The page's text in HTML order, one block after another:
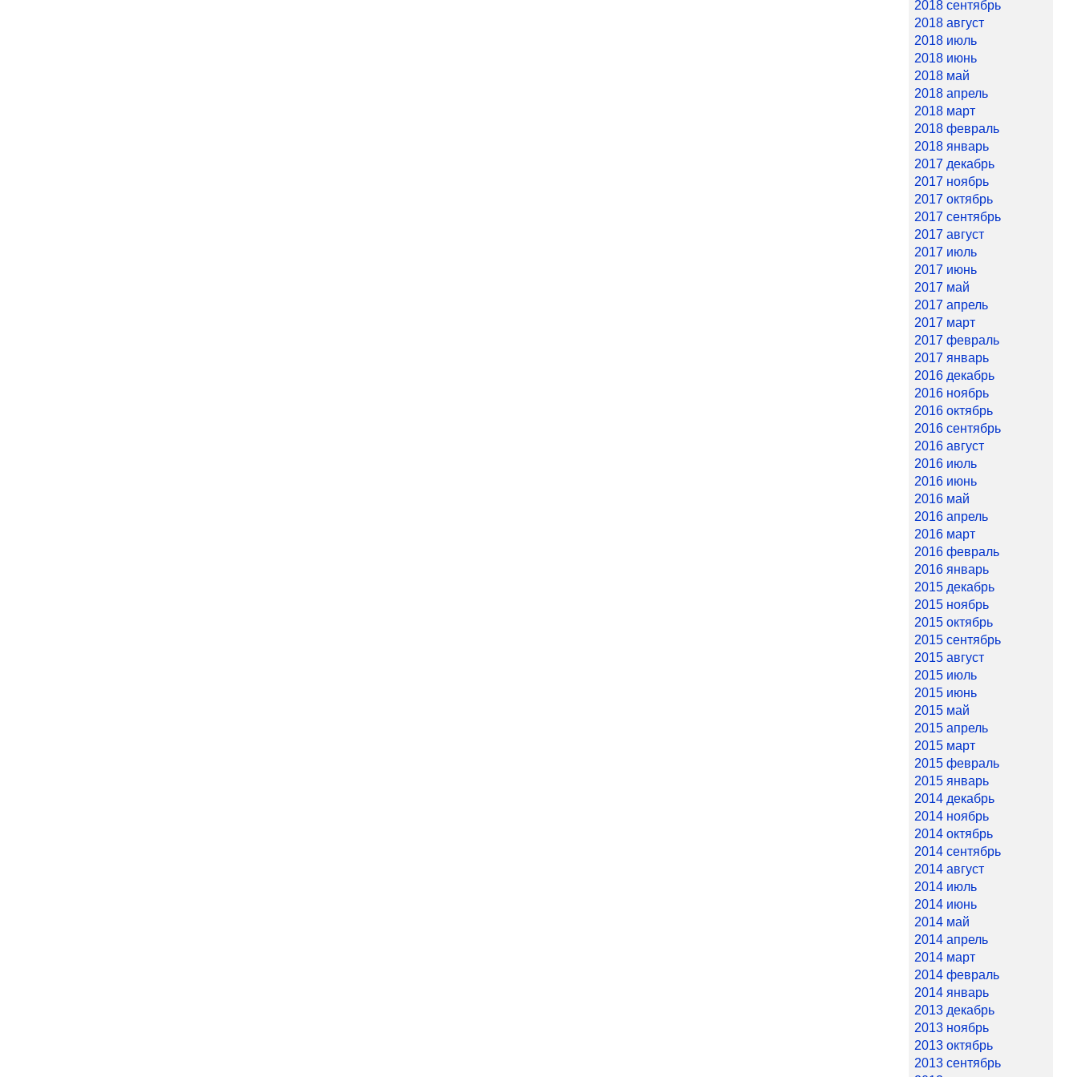
2018 сентябрь
2018 август
2018 июль
2018 июнь
2018 май
2018 апрель
2018 март
2018 февраль
2018 январь
2017 декабрь
2017 ноябрь
2017 октябрь
2017 сентябрь
2017 август
2017 июль
2017 июнь
2017 май
2017 апрель
2017 март
2017 февраль
2017 январь
2016 декабрь
2016 ноябрь
2016 октябрь
2016 сентябрь
2016 август
2016 июль
2016 июнь
2016 май
2016 апрель
2016 март
2016 февраль
2016 январь
2015 декабрь
2015 ноябрь
2015 октябрь
2015 сентябрь
2015 август
2015 июль
2015 июнь
2015 май
2015 апрель
2015 март
2015 февраль
2015 январь
2014 декабрь
2014 ноябрь
2014 октябрь
2014 сентябрь
2014 август
2014 июль
2014 июнь
2014 май
2014 апрель
2014 март
2014 февраль
2014 январь
2013 декабрь
2013 ноябрь
2013 октябрь
2013 сентябрь